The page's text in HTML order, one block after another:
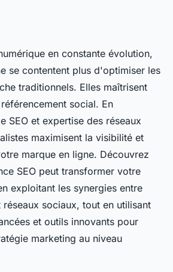
: le spécialiste se
en
social
min de lecture
en constante évolution,
se contentent plus d'optimiser les
traditionnels. Elles maîtrisent
social. En
SEO et expertise des réseaux
maximisent la visibilité et
marque en ligne. Découvrez
SEO peut transformer votre
exploitant les synergies entre
réseaux sociaux, tout en utilisant
et outils innovants pour
marketing au niveau